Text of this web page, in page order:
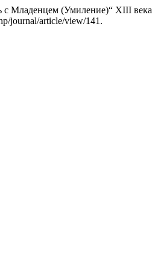
Младенцем (Умиление)“ XIII века
journal/article/view/141.